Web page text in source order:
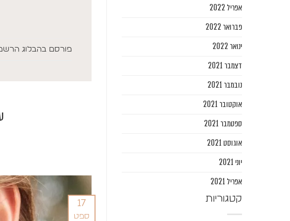
אפריל 2022
פברואר 2022
ינואר 2022
דצמבר 2021
נובמבר 2021
אוקטובר 2021
ספטמבר 2021
אוגוסט 2021
יוני 2021
אפריל 2021
קטגוריות
פורסם בהבלוג
17
ספט